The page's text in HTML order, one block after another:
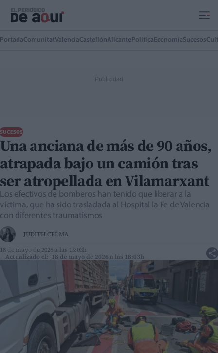
PortadaComunitatValenciaCastellónAlicante Política EconomíaSucesos
SUCESOS
Una anciana de más de 90 años,
atrapada bajo un camión tras
ser atropellada en Vilamarxant
Los efectivos de bomberos han tenido que liberar a la
víctima, que ha sido trasladada al Hospital la Fe de Valencia
con diferentes traumatismos
JUDITH CELMA
18 de mayo de 2026 a las 18:03h
Actualizado el: 18 de mayo de 2026 a las 18:03h